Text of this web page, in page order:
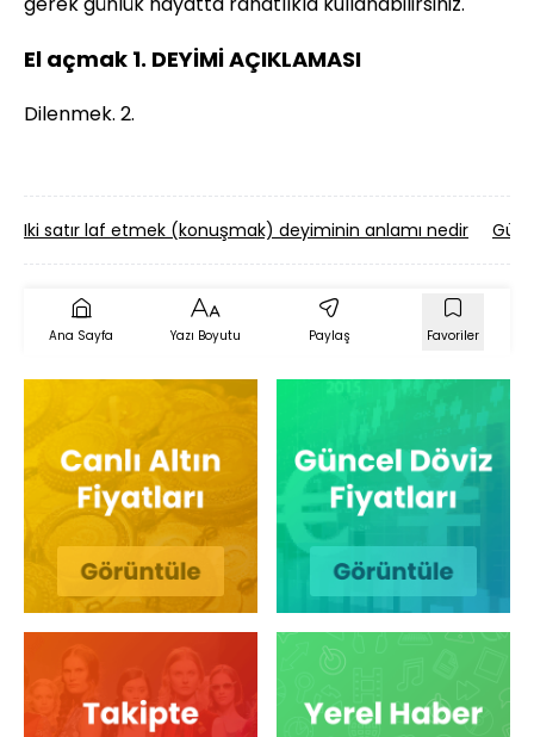
El açmak 1. DEYİMİ AÇIKLAMASI
Dilenmek. 2.
Iki satır laf etmek (konuşmak) deyiminin anlamı nedir
Ana Sayfa Yazı Boyutu Paylaş Favoriler